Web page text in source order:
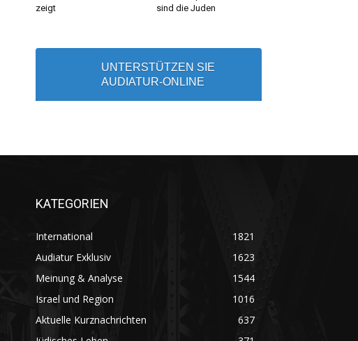
zeigt
sind die Juden
UNTERSTÜTZEN SIE
AUDIATUR-ONLINE
KATEGORIEN
International
1821
Audiatur Exklusiv
1623
Meinung & Analyse
1544
Israel und Region
1016
Aktuelle Kurznachrichten
637